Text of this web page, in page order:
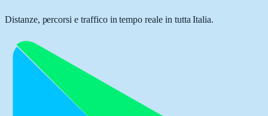
Distanze, percorsi e traffico in tempo reale in tutta Italia.